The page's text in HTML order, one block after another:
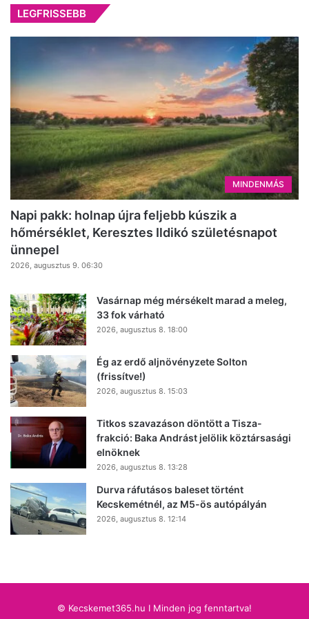
LEGFRISSEBB
MINDENMÁS
Napi pakk: holnap újra feljebb kúszik a
hőmérséklet, Keresztes Ildikó születésnapot
ünnepel
2026, augusztus 9. 06:30
Vasárnap még mérsékelt marad a meleg,
33 fok várható
2026, augusztus 8. 18:00
Ég az erdő aljnövényzete Solton
(frissítve!)
2026, augusztus 8. 15:03
Titkos szavazáson döntött a Tisza-
frakció: Baka Andrást jelölik köztársasági
elnöknek
2026, augusztus 8. 13:28
Durva ráfutásos baleset történt
Kecskemétnél, az M5-ös autópályán
2026, augusztus 8. 12:14
© Kecskemet365.hu I Minden jog fenntartva!